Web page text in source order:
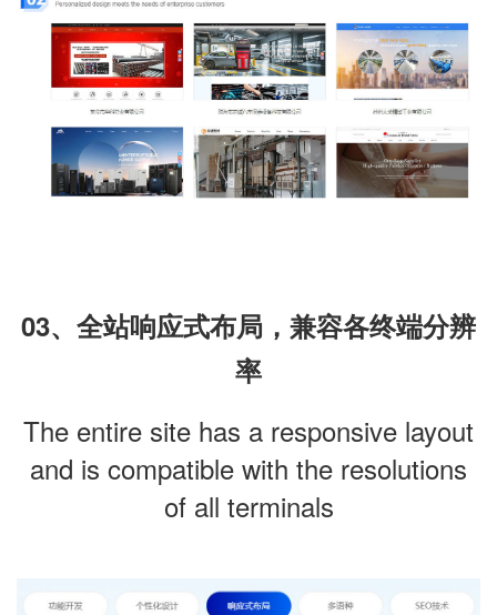
03、全站响应式布局，兼容各终端分辨
率
The entire site has a responsive layout
and is compatible with the resolutions
of all terminals